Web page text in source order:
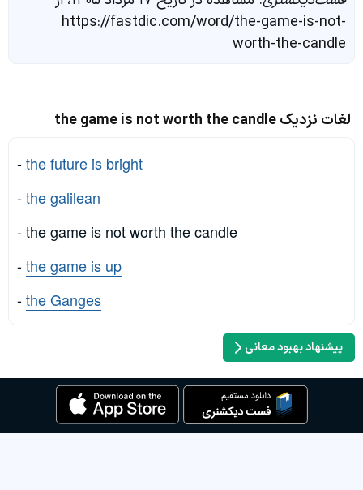
https://fastdic.com/word/the-game-is-not-
worth-the-candle
لغات نزدیک the game is not worth the candle
-the future is bright
-the galilean
- the game is not worth the candle
-the game is up
-the Ganges
پیشنهاد بهبود معانی